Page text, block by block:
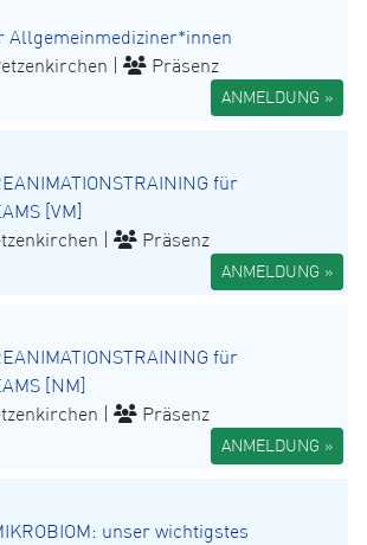
Allgemeinmediziner*innen
| Präsenz
ANMELDUNG »
für
[VM]
| Präsenz
ANMELDUNG »
für
[NM]
| Präsenz
ANMELDUNG »
unser wichtigstes